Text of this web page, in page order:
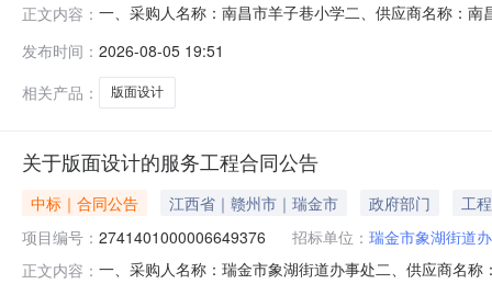
正文内容： 一、采购人名称：南昌市羊子巷小学二、供应商名称：
事项：无八、联系方式1、采购人名称：南昌市羊子巷小
发布时间： 2026-08-05 19:51
相关产品：
版面设计
关于版面设计的服务工程合同公告
中标｜合同公告 江西省｜赣州市｜瑞金市 政府部门
工程
项目编号： 2741401000006649376 招标单位： 瑞金市象湖街道
正文内容： 一、采购人名称：瑞金市象湖街道办事处二、供应商名